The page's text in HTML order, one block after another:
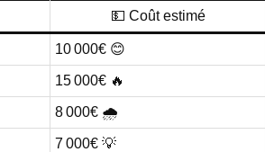
💵 Coût estimé
10 000€ 😊
15 000€ 🔥
8 000€ 🌧️
7 000€ 💡